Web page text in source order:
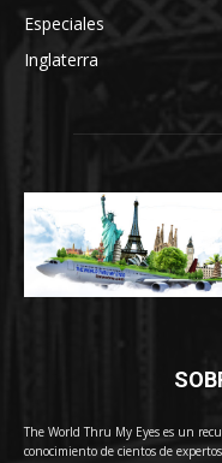
Especiales
Inglaterra
The World Thru My Eyes es un
conocimiento de cientos de